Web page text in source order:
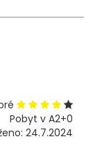
Pobyt v A2+0
24.7.2024